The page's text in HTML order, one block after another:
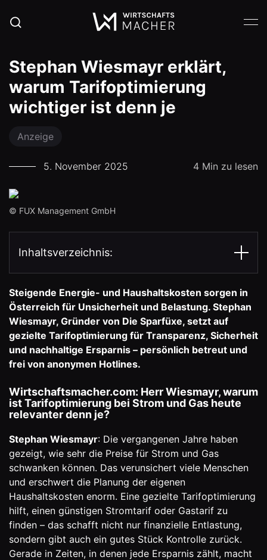
Stephan Wiesmayr erklärt,
warum Tarifoptimierung
wichtiger ist denn je
Anzeige
4 Min zu lesen
5. November 2025
© FUX Management GmbH
Inhaltsverzeichnis:
Steigende Energie- und Haushaltskosten sorgen in
Österreich für Unsicherheit und Belastung. Stephan
Wiesmayr, Gründer von Die Sparfüxe, setzt auf
gezielte Tarifoptimierung für Transparenz, Sicherheit
und nachhaltige Ersparnis – persönlich betreut und
frei von anonymen Hotlines.
Wirtschaftsmacher.com: Herr Wiesmayr, warum
ist Tarifoptimierung bei Strom und Gas heute
relevanter denn je?
Stephan Wiesmayr: Die vergangenen Jahre haben
gezeigt, wie sehr die Preise für Strom und Gas
schwanken können. Das verunsichert viele Menschen
und erschwert die Planung der eigenen
Haushaltskosten enorm. Eine gezielte Tarifoptimierung
hilft, einen günstigen Stromtarif oder Gastarif zu
finden – das schafft nicht nur finanzielle Entlastung,
sondern gibt auch ein gutes Stück Kontrolle zurück.
Gerade in Zeiten, in denen jede Ersparnis zählt, macht